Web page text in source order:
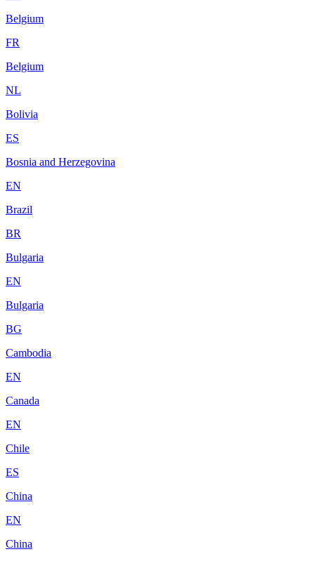
Belgium
FR
Belgium
NL
Bolivia
ES
Bosnia and Herzegovina
EN
Brazil
BR
Bulgaria
EN
Bulgaria
BG
Cambodia
EN
Canada
EN
Chile
ES
China
EN
China